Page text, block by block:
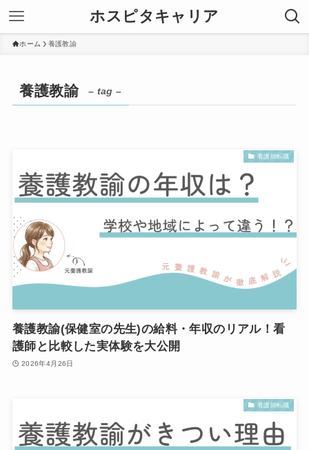
ホスピタキャリア
ホーム 養護教諭
養護教諭 – tag –
看護師転職
養護教諭(保健室の先生)の給料・年収のリアル！看
護師と比較した実体験を大公開
2026年4月26日
看護師転職